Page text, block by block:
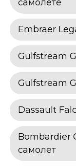
самолете
Embraer
Gulfstream
Gulfstream
Dassault
Bombardier
самолет